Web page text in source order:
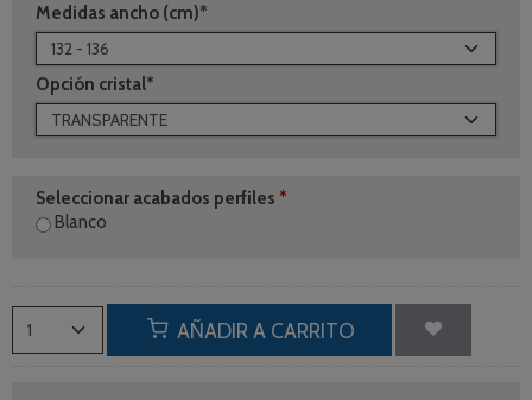
Medidas ancho (cm)*
Opción cristal*
Seleccionar acabados perfiles *
Blanco
AÑADIR A CARRITO